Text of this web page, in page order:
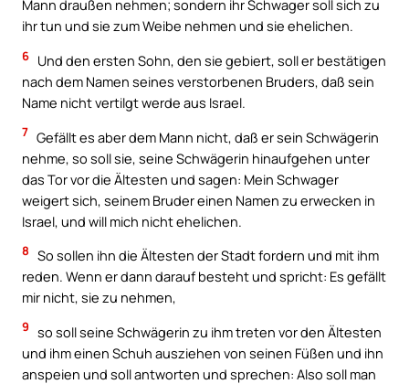
Mann draußen nehmen; sondern ihr Schwager soll sich zu
ihr tun und sie zum Weibe nehmen und sie ehelichen.
6 Und den ersten Sohn, den sie gebiert, soll er bestätigen
nach dem Namen seines verstorbenen Bruders, daß sein
Name nicht vertilgt werde aus Israel.
7 Gefällt es aber dem Mann nicht, daß er sein Schwägerin
nehme, so soll sie, seine Schwägerin hinaufgehen unter
das Tor vor die Ältesten und sagen: Mein Schwager
weigert sich, seinem Bruder einen Namen zu erwecken in
Israel, und will mich nicht ehelichen.
8 So sollen ihn die Ältesten der Stadt fordern und mit ihm
reden. Wenn er dann darauf besteht und spricht: Es gefällt
mir nicht, sie zu nehmen,
9 so soll seine Schwägerin zu ihm treten vor den Ältesten
und ihm einen Schuh ausziehen von seinen Füßen und ihn
anspeien und soll antworten und sprechen: Also soll man